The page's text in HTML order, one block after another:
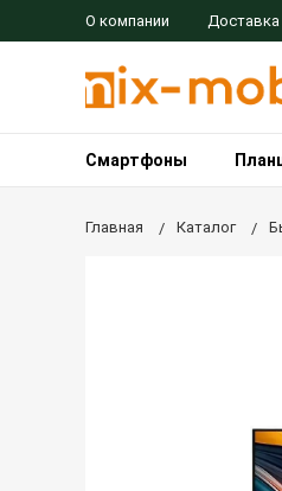
О компании Доставка
Смартфоны
Главная Каталог